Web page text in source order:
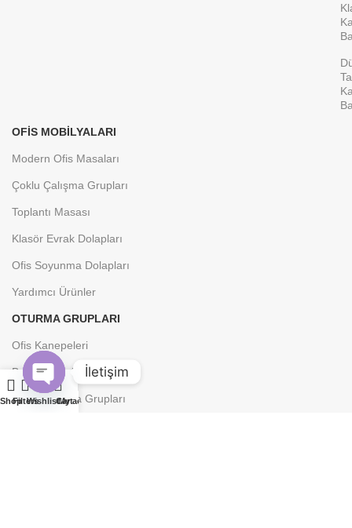
OFIS MOBILYALARI
Modern Ofis Masaları
Çoklu Çalışma Grupları
Toplantı Masası
Klasör Evrak Dolapları
Ofis Soyunma Dolapları
Yardımcı Ürünler
OTURMA GRUPLARI
Ofis Kanepeleri
Bekleme Koltuğu
Klasik Oturma Grupları
ShopFiltersWishlistCart
My account
İletişim
Open